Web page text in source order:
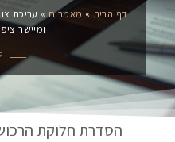
דף הבית » מאמרים» עריכת
ומיישר
הסדרת חלוקת